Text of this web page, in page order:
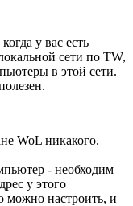
у вас есть
сети по TW,
в этой сети.
WoL никакого.
- необходим
у этого
можно настроить, и